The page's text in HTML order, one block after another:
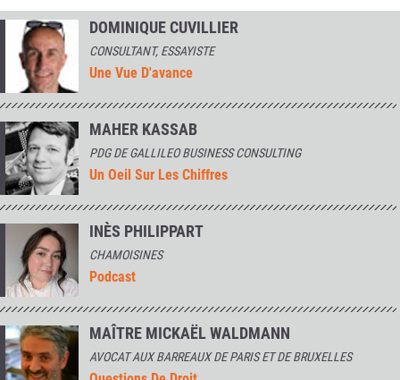
DOMINIQUE CUVILLIER
CONSULTANT, ESSAYISTE
Une Vue D'avance
MAHER KASSAB
PDG DE GALLILEO BUSINESS CONSULTING
Un Oeil Sur Les Chiffres
INÈS PHILIPPART
CHAMOISINES
Podcast
MAÎTRE MICKAËL WALDMANN
AVOCAT AUX BARREAUX DE PARIS ET DE BRUXELLES